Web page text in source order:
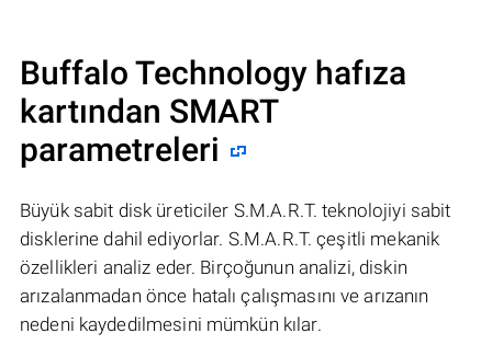
Buffalo Technology hafıza
kartından SMART
parametreleri
Büyük sabit disk üreticiler S.M.A.R.T. teknolojiyi sabit
disklerine dahil ediyorlar. S.M.A.R.T. çeşitli mekanik
özellikleri analiz eder. Birçoğunun analizi, diskin
arızalanmadan önce hatalı çalışmasını ve arızanın
nedeni kaydedilmesini mümkün kılar.